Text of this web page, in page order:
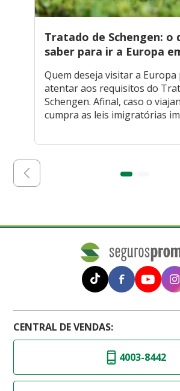
Tratado de Schengen: o
saber para ir a Europa
Quem deseja visitar a Europa
atentar aos requisitos do
Schengen. Afinal, caso o
cumpra as leis imigratórias
CENTRAL DE VENDAS:
4003-8442